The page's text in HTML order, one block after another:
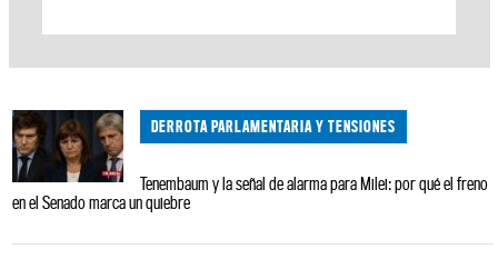
DERROTA PARLAMENTARIA Y TENSIONES
Tenembaum y la señal de alarma para Milei: por qué el freno
en el Senado marca un quiebre